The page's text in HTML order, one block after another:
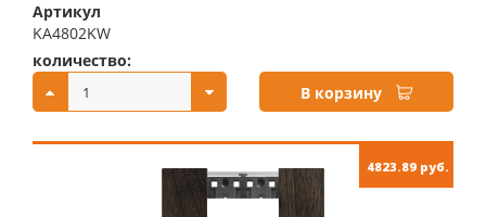
Артикул
KA4802KW
количество:
В корзину
4823.89 руб.